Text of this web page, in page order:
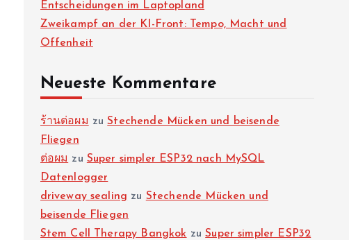
Entscheidungen im Laptopland
Zweikampf an der KI-Front: Tempo, Macht und
Offenheit
Neueste Kommentare
ร้านต่อผม zuStechende Mücken und beisende
Fliegen
ต่อผม zu Super simpler ESP32 nach MySQL
Datenlogger
driveway sealing zu Stechende Mücken und
beisende Fliegen
Stem Cell Therapy Bangkok zuSuper simpler ESP32